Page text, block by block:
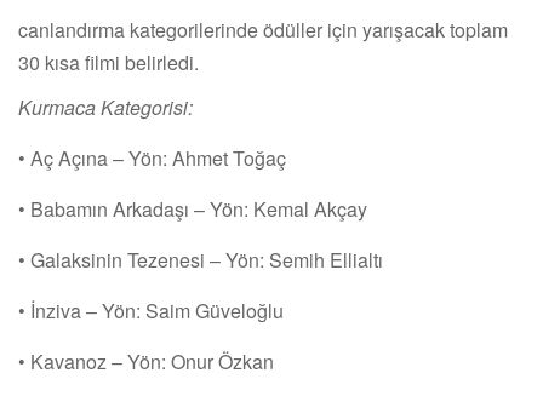
canlandırma kategorilerinde ödüller için yarışacak toplam
30 kısa filmi belirledi.
Kurmaca Kategorisi:
• Aç Açına – Yön: Ahmet Toğaç
• Babamın Arkadaşı – Yön: Kemal Akçay
• Galaksinin Tezenesi – Yön: Semih Ellialtı
• İnziva – Yön: Saim Güveloğlu
• Kavanoz – Yön: Onur Özkan